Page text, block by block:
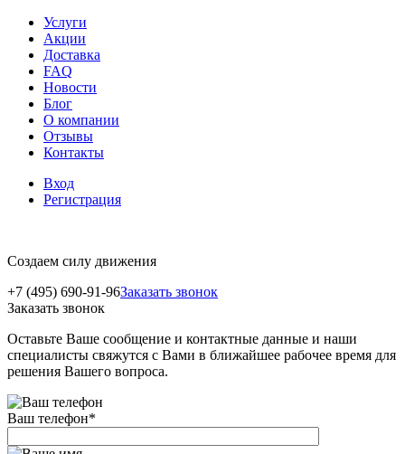
Услуги
Акции
Доставка
FAQ
Новости
Блог
О компании
Отзывы
Контакты
Вход
Регистрация
Создаем силу движения
+7 (495) 690-91-96Заказать звонок
Заказать звонок
Оставьте Ваше сообщение и контактные данные и наши
специалисты свяжутся с Вами в ближайшее рабочее время для
решения Вашего вопроса.
Ваш телефон*